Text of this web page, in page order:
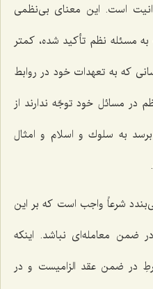
است. این معنای بی‌نظمی
مسئله نظم تأكید شده، كمتر
كه به تعهدات خود در روابط
در مسائل خود توجّه ندارند از
به سلوك و اسلام و امثال
شرعاً واجب است كه بر این
ضمن معامله‌ای نباشد. اینكه
در ضمن عقد الزامیست و در